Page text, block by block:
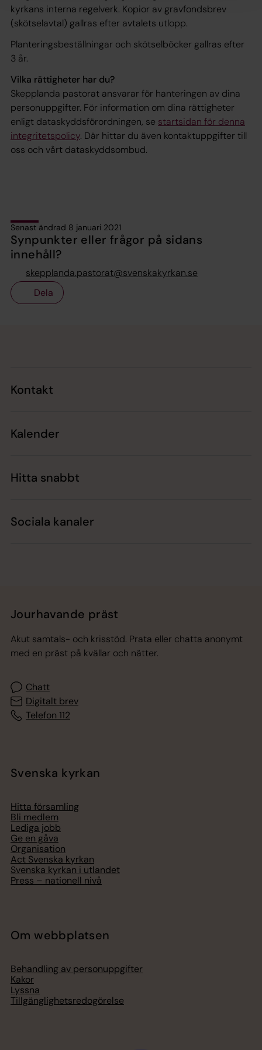
kyrkans interna regelverk. Kopior av gravfondsbrev
(skötselavtal) gallras efter avtalets utlopp.
Planteringsbeställningar och skötselböcker gallras efter
3 år.
Vilka rättigheter har du?
Skepplanda pastorat ansvarar för hanteringen av dina
personuppgifter. För information om dina rättigheter
enligt dataskyddsförordningen, se startsidan för denna
integritetspolicy. Där hittar du även kontaktuppgifter till
oss och vårt dataskyddsombud.
Senast ändrad 8 januari 2021
Synpunkter eller frågor på sidans
innehåll?
skepplanda.pastorat@svenskakyrkan.se
Dela
Kontakt
Kalender
Hitta snabbt
Sociala kanaler
Jourhavande präst
Akut samtals- och krisstöd. Prata eller chatta anonymt
med en präst på kvällar och nätter.
Chatt
Digitalt brev
Telefon 112
Svenska kyrkan
Hitta församling
Bli medlem
Lediga jobb
Ge en gåva
Organisation
Act Svenska kyrkan
Svenska kyrkan i utlandet
Press – nationell nivå
Om webbplatsen
Behandling av personuppgifter
Kakor
Lyssna
Tillgänglighetsredogörelse